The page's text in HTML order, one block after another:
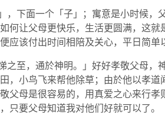
下面一个「子」；寓意是小时候
何让父母更快乐，生活更圆满，这
应该付出时间相陪及关心，平日简单
至，通於神明。」好好孝敬父母
，小鸟飞来帮他除草；由於他以孝
父母是很容易的，用真爱之心来行
只要父母知道我对他们好就可以了。